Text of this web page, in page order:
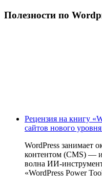
Полезности по
Рецензия на книгу
сайтов нового
WordPress занимает
контентом (CMS) — и
волна
«WordPress Power